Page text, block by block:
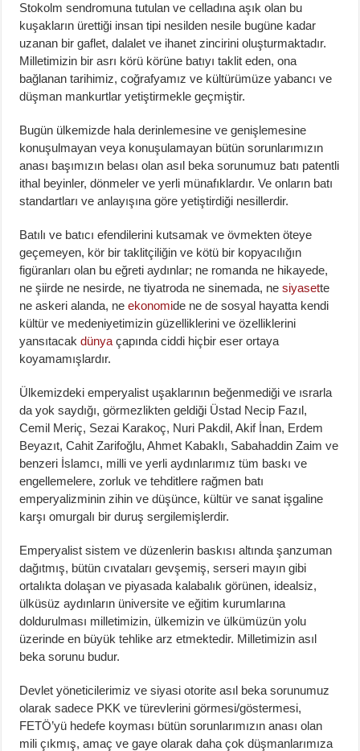
Stokolm sendromuna tutulan ve celladına aşık olan bu
kuşakların ürettiği insan tipi nesilden nesile bugüne kadar
uzanan bir gaflet, dalalet ve ihanet zincirini oluşturmaktadır.
Milletimizin bir asrı körü körüne batıyı taklit eden, ona
bağlanan tarihimiz, coğrafyamız ve kültürümüze yabancı ve
düşman mankurtlar yetiştirmekle geçmiştir.
Bugün ülkemizde hala derinlemesine ve genişlemesine
konuşulmayan veya konuşulamayan bütün sorunlarımızın
anası başımızın belası olan asıl beka sorunumuz batı patentli
ithal beyinler, dönmeler ve yerli münafıklardır. Ve onların batı
standartları ve anlayışına göre yetiştirdiği nesillerdir.
Batılı ve batıcı efendilerini kutsamak ve övmekten öteye
geçemeyen, kör bir taklitçiliğin ve kötü bir kopyacılığın
figüranları olan bu eğreti aydınlar; ne romanda ne hikayede,
ne şiirde ne nesirde, ne tiyatroda ne sinemada, nesiyasette
ne askeri alanda, neekonomide ne de sosyal hayatta kendi
kültür ve medeniyetimizin güzelliklerini ve özelliklerini
yansıtacakdünya çapında ciddi hiçbir eser ortaya
koyamamışlardır.
Ülkemizdeki emperyalist uşaklarının beğenmediği ve ısrarla
da yok saydığı, görmezlikten geldiği Üstad Necip Fazıl,
Cemil Meriç, Sezai Karakoç, Nuri Pakdil, Akif İnan, Erdem
Beyazıt, Cahit Zarifoğlu, Ahmet Kabaklı, Sabahaddin Zaim ve
benzeri İslamcı, milli ve yerli aydınlarımız tüm baskı ve
engellemelere, zorluk ve tehditlere rağmen batı
emperyalizminin zihin ve düşünce, kültür ve sanat işgaline
karşı omurgalı bir duruş sergilemişlerdir.
Emperyalist sistem ve düzenlerin baskısı altında şanzuman
dağıtmış, bütün cıvataları gevşemiş, serseri mayın gibi
ortalıkta dolaşan ve piyasada kalabalık görünen, idealsiz,
ülküsüz aydınların üniversite ve eğitim kurumlarına
doldurulması milletimizin, ülkemizin ve ülkümüzün yolu
üzerinde en büyük tehlike arz etmektedir. Milletimizin asıl
beka sorunu budur.
Devlet yöneticilerimiz ve siyasi otorite asıl beka sorunumuz
olarak sadece PKK ve türevlerini görmesi/göstermesi,
FETÖ’yü hedefe koyması bütün sorunlarımızın anası olan
mili çıkmış, amaç ve gaye olarak daha çok düşmanlarımıza